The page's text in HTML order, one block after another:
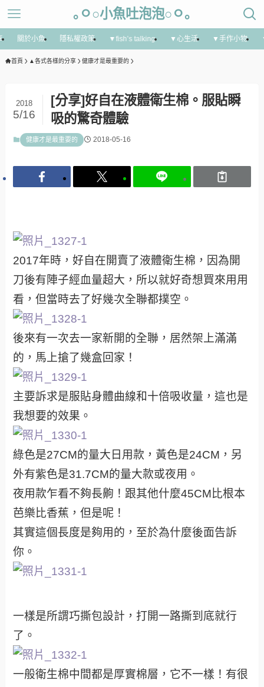
｡ㅇ○小魚吐泡泡○ㅇ｡
關於小魚 隱私權政策 ▼fish’s talking ▼心生活 ▼手作小物
首頁 ▲各式各樣的分享 健康才是最重要的
[分享]好自在液體衛生棉。服貼瞬
吸的驚奇體驗
2018
5/16
健康才是最重要的 2018-05-16
2017年時，好自在開賣了液體衛生棉，因為開
刀後有陣子經血量超大，所以就好奇想買來用用
看，但當時去了好幾次全聯都撲空。
後來有一次去一家新開的全聯，居然架上滿滿
的，馬上搶了幾盒回家！
主要訴求是服貼身體曲線和十倍吸收量，這也是
我想要的效果。
綠色是27CM的量大日用款，黃色是24CM，另
外有紫色是31.7CM的量大款或夜用。
夜用款乍看不夠長齁！跟其他什麼45CM比根本
芭樂比香蕉，但是呢！
其實這個長度是夠用的，至於為什麼後面告訴
你。
一樣是所謂巧撕包設計，打開一路撕到底就行
了。
一般衛生棉中間都是厚實棉層，它不一樣！有很